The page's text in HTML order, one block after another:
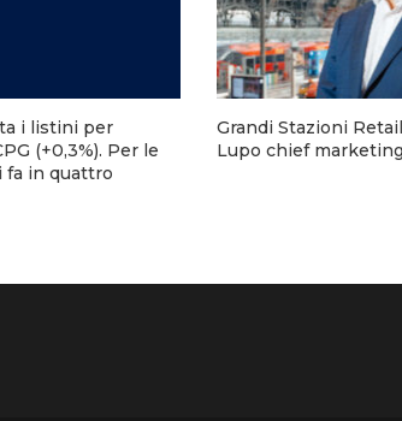
i listini per
(+0,3%). Per le
fa in quattro
Grandi Stazioni
Lupo chief